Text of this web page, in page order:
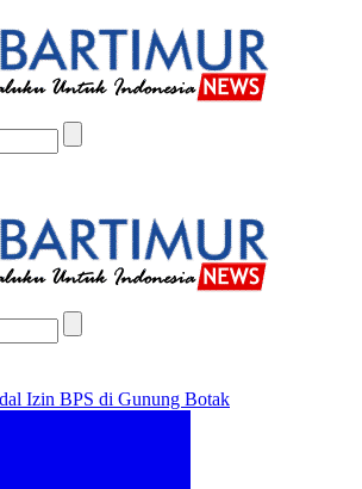
Izin BPS di Gunung Botak